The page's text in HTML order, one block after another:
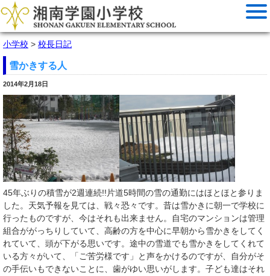
小学校 > 校長日記
雪かきする人
2014年2月18日
45年ぶりの積雪が2週連続!!片道5時間の雪の通勤にはほとほと参りま
した。天気予報を見ては、戦々恐々です。昔は雪かきに朝一で学校に
行ったものですが、今はそれも出来ません。自宅のマンションは管理
組合ががっちりしていて、高齢の方を中心に早朝から雪かきをしてく
れていて、頭が下がる思いです。途中の雪道でも雪かきをしてくれて
いる方々がいて、「ご苦労様です」と声をかけるのですが、自分がそ
の手伝いもできないことに、歯がゆい思いがします。子ども達はそれ